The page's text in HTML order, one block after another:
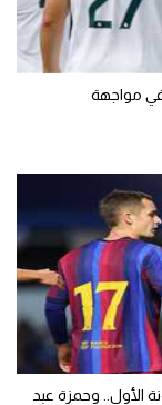
في مواجهة
الأول.. وحمزة عبد